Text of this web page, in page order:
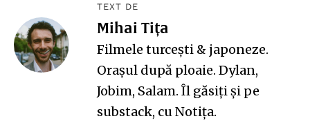
TEXT DE
Mihai Tița
Filmele turcești & japoneze.
Orașul după ploaie. Dylan,
Jobim, Salam. Îl găsiți și pe
substack, cuNotița.